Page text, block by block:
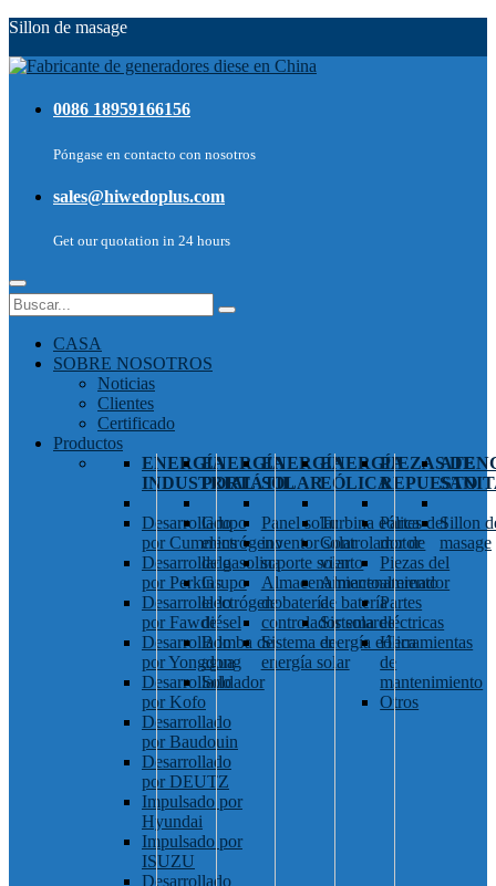
Sillon de masage
0086 18959166156
Póngase en contacto con nosotros
sales@hiwedoplus.com
Get our quotation in 24 hours
CASA
SOBRE NOSOTROS
Noticias
Clientes
Certificado
Productos
ENERGÍA
INDUSTRIAL
Desarrollado
por Cummins
Desarrollado
por Perkins
Desarrollado
por Fawde
Desarrollado
por Yongdong
Desarrollado
por Kofo
Desarrollado
por Baudouin
Desarrollado
por DEUTZ
Impulsado por
Hyundai
Impulsado por
ISUZU
Desarrollado
ENERGÍA
PORTÁTIL
Grupo
electrógeno
de gasolina
Grupo
electrógeno
diésel
Bomba de
agua
Soldador
ENERGÍA
SOLAR
Panel solar
inventor solar
soporte solar
Almacenamiento
de batería
controlador solar
Sistema de
energía solar
ENERGÍA
EÓLICA
Turbina eólica
Controlador de
viento
Almacenamiento
de batería
Sistema de
energía eólica
PIEZAS DE
REPUESTO
Partes del
motor
Piezas del
alternador
Partes
eléctricas
Herramientas
de
mantenimiento
Otros
Sillon
masage